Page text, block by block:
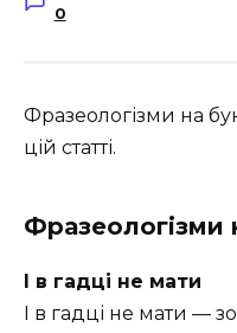
0
Фразеологізми на
цій статті.
Фразеологізми
І в гадці не мати
І в гадці не мати —